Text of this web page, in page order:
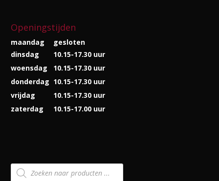
Openingstijden
maandag
gesloten
dinsdag
10.15-17.30 uur
woensdag
10.15-17.30 uur
donderdag 10.15-17.30 uur
vrijdag
10.15-17.30 uur
zaterdag
10.15-17.00 uur
Producten
zoeken